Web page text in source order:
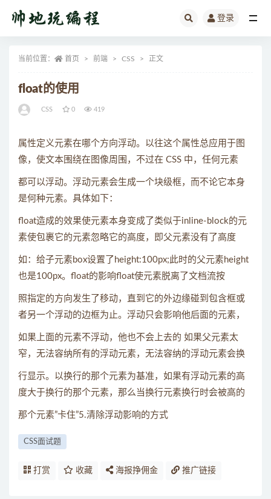
登录
当前位置： 首页 前端 CSS 正文
float的使用
CSS 0 419
属性定义元素在哪个方向浮动。以往这个属性总应用于图
像，使文本围绕在图像周围，不过在 CSS 中，任何元素
都可以浮动。浮动元素会生成一个块级框，而不论它本身
是何种元素。具体如下：
float造成的效果使元素本身变成了类似于inline-block的元
素使包裹它的元素忽略它的高度，即父元素没有了高度
如：给子元素box设置了height:100px;此时的父元素height
也是100px。float的影响float使元素脱离了文档流按
照指定的方向发生了移动，直到它的外边缘碰到包含框或
者另一个浮动的边框为止。浮动只会影响他后面的元素，
如果上面的元素不浮动，他也不会上去的 如果父元素太
窄，无法容纳所有的浮动元素，无法容纳的浮动元素会换
行显示。以换行的那个元素为基准，如果有浮动元素的高
度大于换行的那个元素，那么当换行元素换行时会被高的
那个元素”卡住”5.清除浮动影响的方式
CSS面试题
打赏 收藏 海报挣佣金 推广链接